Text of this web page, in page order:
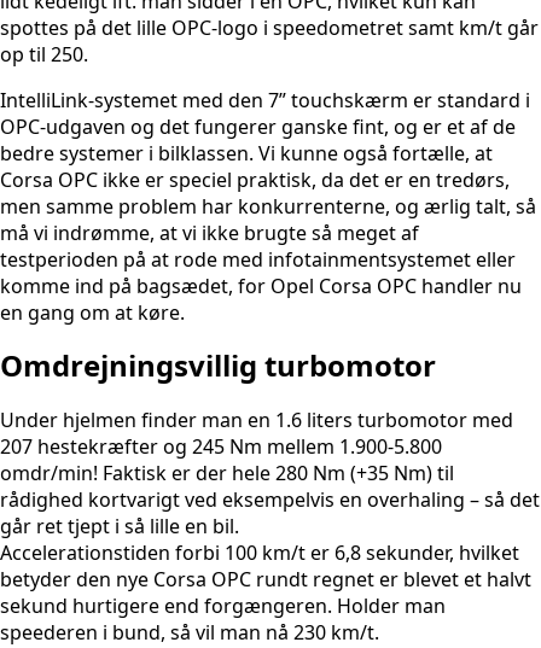
spottes på det lille OPC-logo i speedometret samt km/t går
op til 250.
IntelliLink-systemet med den 7” touchskærm er standard i
OPC-udgaven og det fungerer ganske fint, og er et af de
bedre systemer i bilklassen. Vi kunne også fortælle, at
Corsa OPC ikke er speciel praktisk, da det er en tredørs,
men samme problem har konkurrenterne, og ærlig talt, så
må vi indrømme, at vi ikke brugte så meget af
testperioden på at rode med infotainmentsystemet eller
komme ind på bagsædet, for Opel Corsa OPC handler nu
en gang om at køre.
Omdrejningsvillig turbomotor
Under hjelmen finder man en 1.6 liters turbomotor med
207 hestekræfter og 245 Nm mellem 1.900-5.800
omdr/min! Faktisk er der hele 280 Nm (+35 Nm) til
rådighed kortvarigt ved eksempelvis en overhaling – så det
går ret tjept i så lille en bil.
Accelerationstiden forbi 100 km/t er 6,8 sekunder, hvilket
betyder den nye Corsa OPC rundt regnet er blevet et halvt
sekund hurtigere end forgængeren. Holder man
speederen i bund, så vil man nå 230 km/t.